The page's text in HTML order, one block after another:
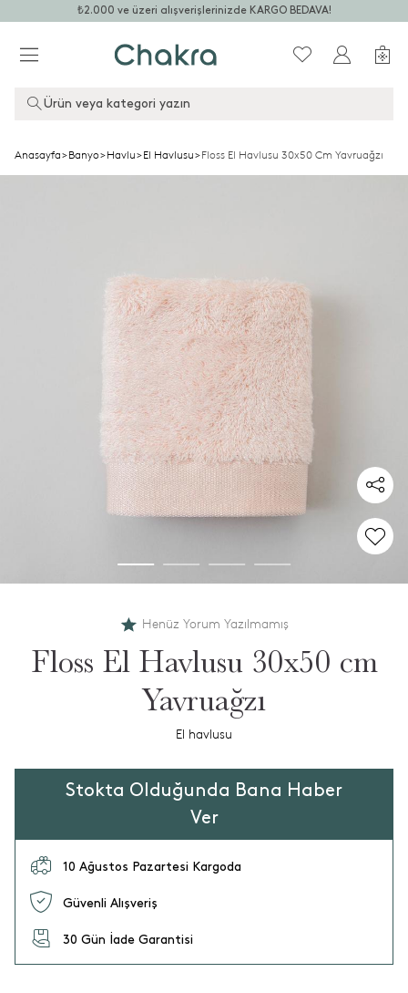
₺2.000 ve üzeri alışverişlerinizde KARGO BEDAVA!
Ürün veya kategori yazın
Anasayfa>Banyo>Havlu>El Havlusu>Floss El Havlusu 30x50 Cm Yavruağzı
Henüz Yorum Yazılmamış
Floss El Havlusu 30x50 cm
Yavruağzı
El havlusu
Stokta Olduğunda Bana Haber
Ver
10 Ağustos Pazartesi Kargoda
Güvenli Alışveriş
30 Gün İade Garantisi